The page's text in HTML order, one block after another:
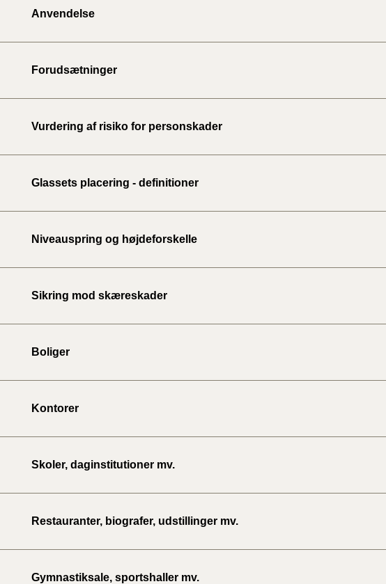
Anvendelse
Forudsætninger
Vurdering af risiko for personskader
Glassets placering - definitioner
Niveauspring og højdeforskelle
Sikring mod skæreskader
Boliger
Kontorer
Skoler, daginstitutioner mv.
Restauranter, biografer, udstillinger mv.
Gymnastiksale, sportshaller mv.